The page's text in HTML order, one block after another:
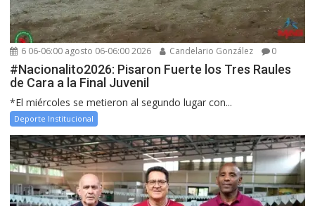
6 06-06:00 agosto 06-06:00 2026 Candelario González 0
#Nacionalito2026: Pisaron Fuerte los Tres Raules
de Cara a la Final Juvenil
*El miércoles se metieron al segundo lugar con...
Deporte Institucional